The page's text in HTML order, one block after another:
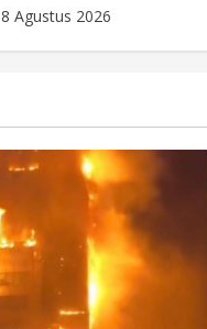
8 Agustus 2026